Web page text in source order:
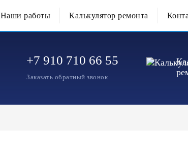
Наши работы Калькулятор ремонта
+7 910 710 66 55
Заказать обратный звонок